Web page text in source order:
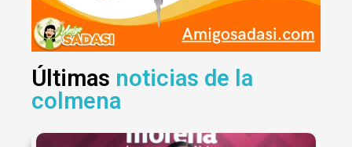
Últimas noticias de la
colmena